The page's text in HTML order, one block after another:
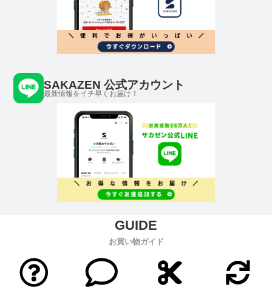
SAKAZEN 公式アカウント
最新情報をイチ早くお届け！
お買い物ガイド